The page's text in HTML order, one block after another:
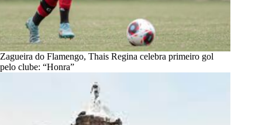
Zagueira do Flamengo, Thais Regina celebra primeiro gol
pelo clube: “Honra”